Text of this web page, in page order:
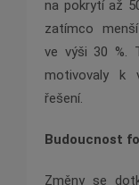
na pokrytí až
zatímco
ve výši 30 %.
motivovaly k
řešení.
Budoucnost
Změny se